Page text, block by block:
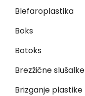
Blefaroplastika
Boks
Botoks
Brezžične slušalke
Brizganje plastike